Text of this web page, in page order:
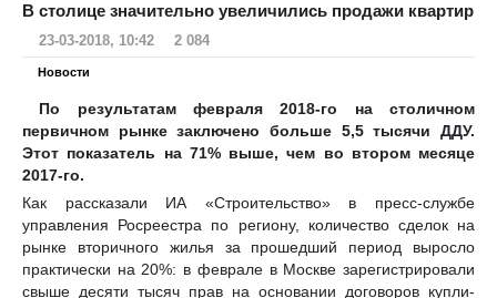
В столице значительно увеличились продажи квартир
23-03-2018, 10:42 2 084
Новости
По результатам февраля 2018-го на столичном
первичном рынке заключено больше 5,5 тысячи ДДУ.
Этот показатель на 71% выше, чем во втором месяце
2017-го.
Как рассказали ИА «Строительство» в пресс-службе
управления Росреестра по региону, количество сделок на
рынке вторичного жилья за прошедший период выросло
практически на 20%: в феврале в Москве зарегистрировали
свыше десяти тысяч прав на основании договоров купли-